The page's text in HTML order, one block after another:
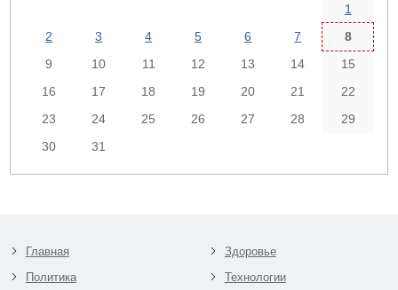
1
2
3 4 5 6 7
8
9
10 11 12 13 14
15
16
17 18 19 20 21
22
23
24 25 26 27 28
29
30
31
Главная
Политика
Здоровье
Технологии